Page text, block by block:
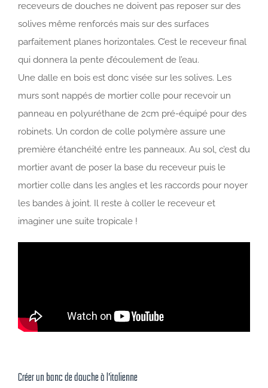
receveurs de douches ne doivent pas reposer sur des
solives même renforcés mais sur des surfaces
parfaitement planes horizontales. C’est le receveur final
qui donnera la pente d’écoulement de l’eau.
Une dalle en bois est donc visée sur les solives. Les
murs sont nappés de mortier colle pour recevoir un
panneau en polyuréthane de 2cm pré-équipé pour des
robinets. Un cordon de colle polymère assure une
première étanchéité entre les panneaux. Au sol, c’est du
mortier avant de poser la base du receveur puis le
mortier colle dans les angles et les raccords pour noyer
les bandes à joint. Il reste à coller le receveur et
imaginer une suite tropicale !
Créer un banc de douche à l’italienne